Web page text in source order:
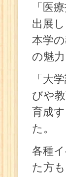
「医
出展し
本学
の魅
「大
びや教
育成
た。
各種
た方も